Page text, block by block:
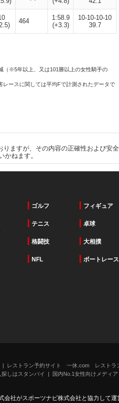
464
1:58.9
(+3.3)
10-10-10-10
39.7
（※5年以上、又は101勝以上の女性騎手の
ースに関しては平均Fで計測されたデータで
ますが、その内容の正確性および安
ねます。
ゴルフ フィギュア
テニス 卓球
格闘技 大相撲
NFL ボートレース
レストラン予約サイト 一休.com レストラ
しはスタンバイ
国内No.1女性向けメディア
社がスポーツナビ株式会社と協力して運